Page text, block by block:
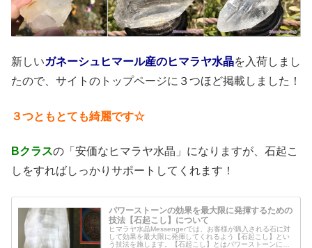
新しいガネーシュヒマール産のヒマラヤ水晶を入荷しまし
たので、サイトのトップページに３つほど掲載しました！
３つともとても綺麗です☆
Bクラスの「安価なヒマラヤ水晶」になりますが、石起こ
しをすればしっかりサポートしてくれます！
パワーストーンの効果を最大限に発揮するための
技法【石起こし】について
ヒマラヤ水晶Messengerでは、お客様が購入される石に対
して効果を最大限に発揮してくれるよう【石起こし】とい
う技法を施します。【石起こし】とはパワーストーンに対